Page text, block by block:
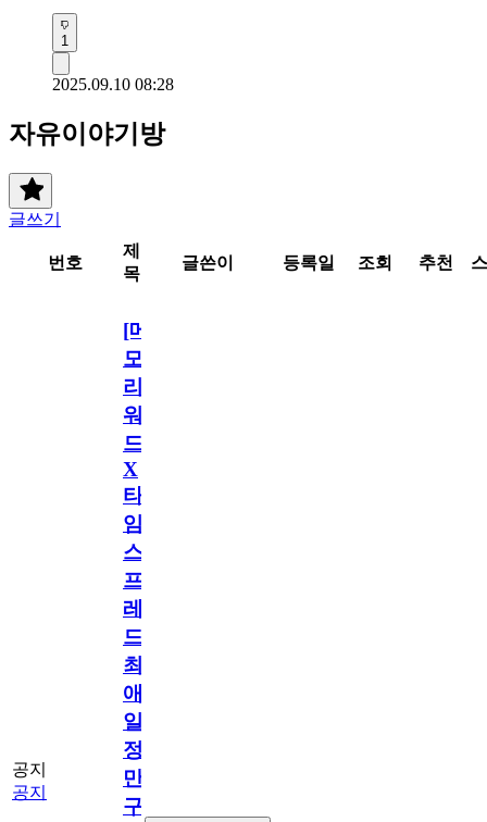
1
2025.09.10 08:28
자유이야기방
글쓰기
번호
제
목
글쓴이 등록일 조회 추천
공지
공지
[메
모
리
워
드
X
타
임
스
프
레
드]
최
애
일
정
만
구